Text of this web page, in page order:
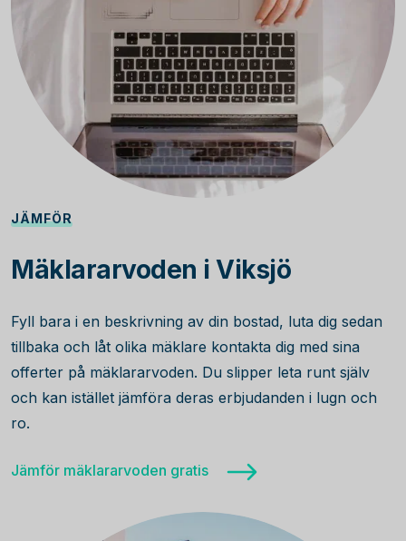
JÄMFÖR
Mäklararvoden i Viksjö
Fyll bara i en beskrivning av din bostad, luta dig sedan
tillbaka och låt olika mäklare kontakta dig med sina
offerter på mäklararvoden. Du slipper leta runt själv
och kan istället jämföra deras erbjudanden i lugn och
ro.
Jämför mäklararvoden gratis